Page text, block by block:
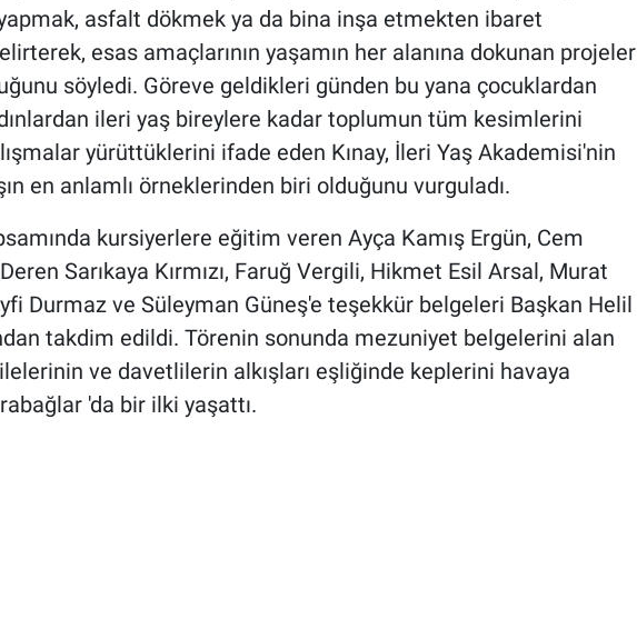
asfalt dökmek ya da bina inşa etmekten ibaret
esas amaçlarının yaşamın her alanına dokunan projeler
söyledi. Göreve geldikleri günden bu yana çocuklardan
ileri yaş bireylere kadar toplumun tüm kesimlerini
yürüttüklerini ifade eden Kınay, İleri Yaş Akademisi'nin
en anlamlı örneklerinden biri olduğunu vurguladı.
kursiyerlere eğitim veren Ayça Kamış Ergün, Cem
Sarıkaya Kırmızı, Faruğ Vergili, Hikmet Esil Arsal, Murat
Durmaz ve Süleyman Güneş'e teşekkür belgeleri Başkan Helil
takdim edildi. Törenin sonunda mezuniyet belgelerini alan
ve davetlilerin alkışları eşliğinde keplerini havaya
'da bir ilki yaşattı.